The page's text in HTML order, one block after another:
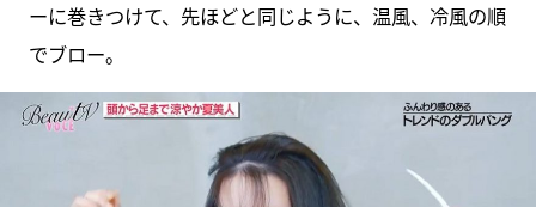
ーに巻きつけて、先ほどと同じように、温風、冷風の順
でブロー。